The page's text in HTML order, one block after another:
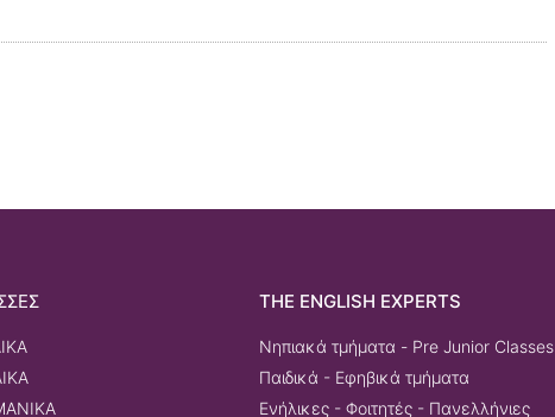
THE ENGLISH EXPERTS
Νηπιακά τμήματα - Pre Junior Classes
Παιδικά - Εφηβικά τμήματα
Ενήλικες - Φοιτητές - Πανελλήνιες